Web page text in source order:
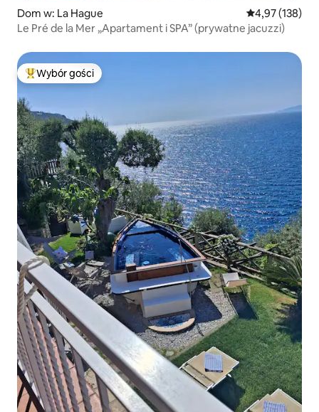
Dom w: La Hague Średnia
4,97 (138)
Le Pré de la Mer „Apartament i SPA” (prywatne jacuzzi)
Najpopularniejsze z kategorii Wybór gości
Wybór gości